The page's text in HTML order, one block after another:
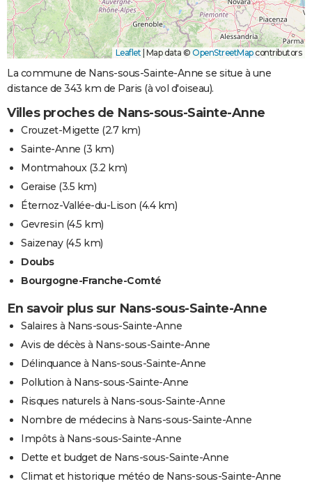
Leaflet Map data © OpenStreetMapcontributors
La commune de Nans-sous-Sainte-Anne se situe à une
distance de 343 km de Paris (à vol d'oiseau).
Villes proches de Nans-sous-Sainte-Anne
Crouzet-Migette (2.7 km)
Sainte-Anne (3 km)
Montmahoux(3.2 km)
Geraise (3.5 km)
Éternoz-Vallée-du-Lison (4.4 km)
Gevresin (4.5 km)
Saizenay(4.5 km)
Doubs
Bourgogne-Franche-Comté
En savoir plus sur Nans-sous-Sainte-Anne
Salaires à Nans-sous-Sainte-Anne
Avis de décès à Nans-sous-Sainte-Anne
Délinquance à Nans-sous-Sainte-Anne
Pollution à Nans-sous-Sainte-Anne
Risques naturels à Nans-sous-Sainte-Anne
Nombre de médecins à Nans-sous-Sainte-Anne
Impôts à Nans-sous-Sainte-Anne
Dette et budget de Nans-sous-Sainte-Anne
Climat et historique météo de Nans-sous-Sainte-Anne